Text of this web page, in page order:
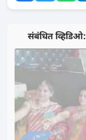
📺 संबंधित व्हिडिओ: